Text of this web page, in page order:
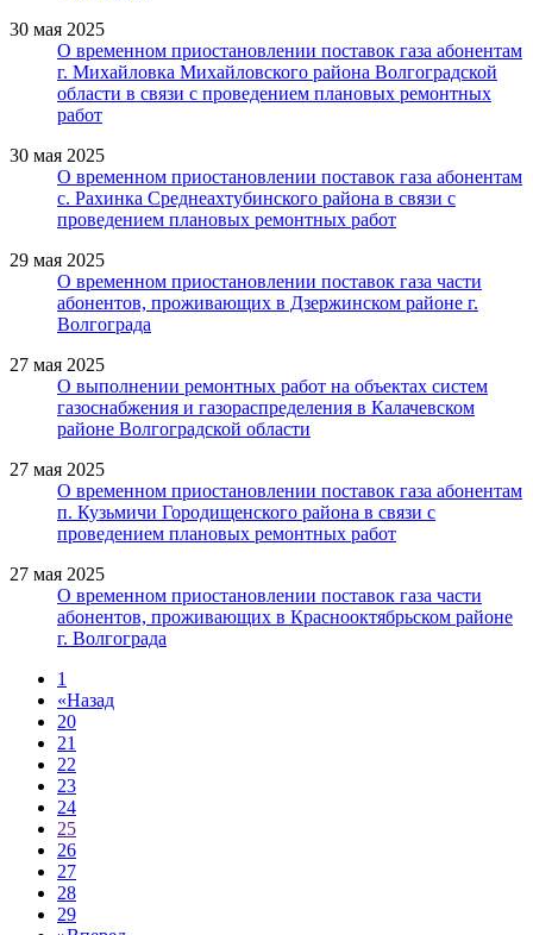
30 мая 2025
О временном приостановлении поставок газа абонентам
г. Михайловка Михайловского района Волгоградской
области в связи с проведением плановых ремонтных
работ
30 мая 2025
О временном приостановлении поставок газа абонентам
с. Рахинка Среднеахтубинского района в связи с
проведением плановых ремонтных работ
29 мая 2025
О временном приостановлении поставок газа части
абонентов, проживающих в Дзержинском районе г.
Волгограда
27 мая 2025
О выполнении ремонтных работ на объектах систем
газоснабжения и газораспределения в Калачевском
районе Волгоградской области
27 мая 2025
О временном приостановлении поставок газа абонентам
п. Кузьмичи Городищенского района в связи с
проведением плановых ремонтных работ
27 мая 2025
О временном приостановлении поставок газа части
абонентов, проживающих в Краснооктябрьском районе
г. Волгограда
1
«Назад
20
21
22
23
24
25
26
27
28
29